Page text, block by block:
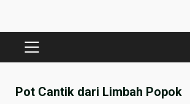
PRIMARY
Pot Cantik dari Limbah Popok